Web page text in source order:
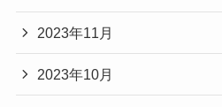
2023年11月
2023年10月